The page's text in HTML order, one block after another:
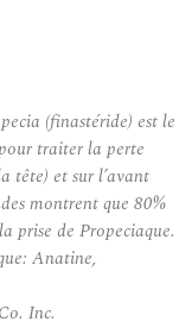
(finastéride) est le
traiter la perte
tête) et sur l’avant
montrent que 80%
prise de Propeciaque.
Anatine,
Inc.